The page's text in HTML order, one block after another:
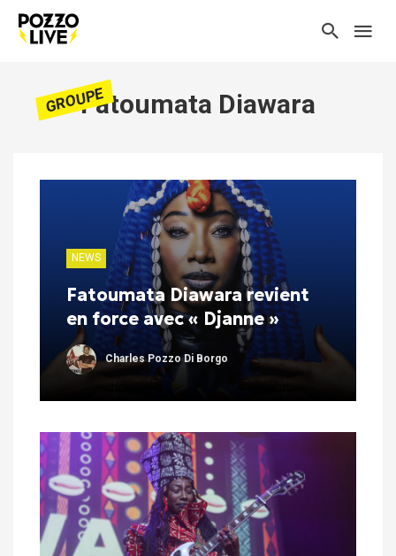
GROUPEFatoumata Diawara
NEWS
Fatoumata Diawara revient
en force avec « Djanne »
Charles Pozzo Di Borgo